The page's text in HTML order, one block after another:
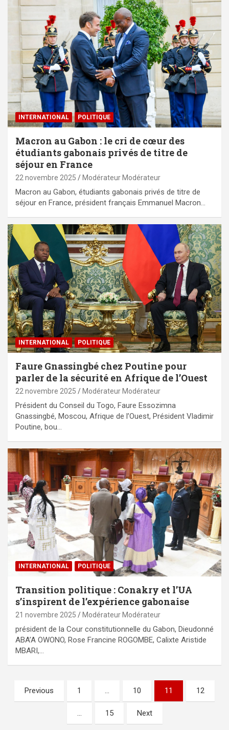
INTERNATIONAL POLITIQUE
Macron au Gabon : le cri de cœur des
étudiants gabonais privés de titre de
séjour en France
22 novembre 2025 Modérateur Modérateur
Macron au Gabon, étudiants gabonais privés de titre de
séjour en France, président français Emmanuel Macron…
INTERNATIONAL POLITIQUE
Faure Gnassingbé chez Poutine pour
parler de la sécurité en Afrique de l’Ouest
22 novembre 2025 Modérateur Modérateur
Président du Conseil du Togo, Faure Essozimna
Gnassingbé, Moscou, Afrique de l’Ouest, Président Vladimir
Poutine, bou…
INTERNATIONAL POLITIQUE
Transition politique : Conakry et l’UA
s’inspirent de l’expérience gabonaise
21 novembre 2025 Modérateur Modérateur
président de la Cour constitutionnelle du Gabon, Dieudonné
ABA’A OWONO, Rose Francine ROGOMBE, Calixte Aristide
MBARI,…
Pagination
des
publications
Previous 1 … 10 11 12
… 15 Next